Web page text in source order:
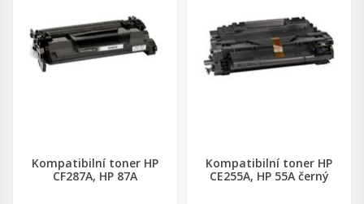
Kompatibilní toner HP
CF287A, HP 87A
Kompatibilní toner HP
CE255A, HP 55A černý